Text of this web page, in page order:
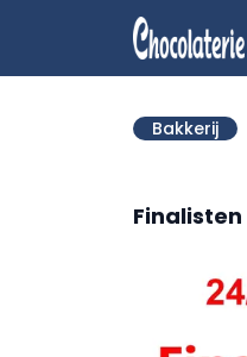
Bakkerij